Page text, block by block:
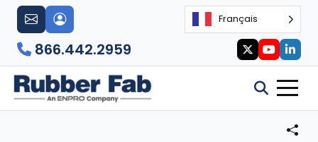
Français
866.442.2959